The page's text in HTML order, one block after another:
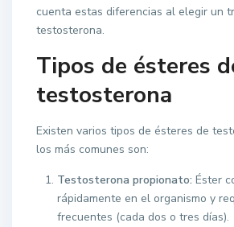
cuenta estas diferencias al elegir un
testosterona.
Tipos de ésteres
testosterona
Existen varios tipos de ésteres de
los más comunes son:
Testosterona propionato: Éster
rápidamente en el organismo y
frecuentes (cada dos o tres días).